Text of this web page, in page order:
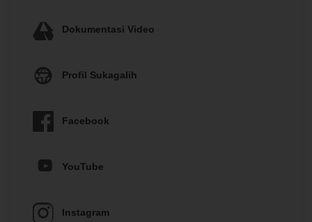
Dokumentasi Video
Profil Sukagalih
Facebook
YouTube
Instagram